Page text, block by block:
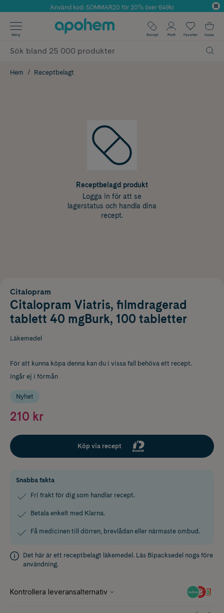
Årets Butik 2025 inom Skönhet
Använd kod: SOMMAR20 för 20% över 649kr
✓ Fri frakt
✓ Poäng på alla köp*
Meny Recept Profil Favoriter Kassa
Hem Receptbelagt
Receptbelagd produkt
Logga in för att se
lagerstatus och handla dina
recept.
Citalopram
Citalopram Viatris, filmdragerad
tablett 40 mgBurk, 100 tabletter
Läkemedel
För att kunna köpa denna kan du i vissa fall behöva ett recept.
Ingår ej i förmån
Nyhet
210 kr
Köp via recept
Snabba fakta
Fri frakt för dig som handlar recept.
Betala enkelt med Klarna.
Få medicinen till dörren, brevlådan eller närmaste ombud.
Det här är ett receptbelagt läkemedel. Läs Bipacksedel noga före
användning.